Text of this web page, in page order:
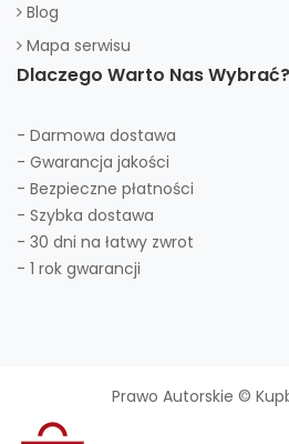
Blog
Mapa serwisu
Dlaczego Warto Nas Wybrać?
- Darmowa dostawa
- Gwarancja jakości
- Bezpieczne płatności
- Szybka dostawa
- 30 dni na łatwy zwrot
- 1 rok gwarancji
Prawo Autorskie ©